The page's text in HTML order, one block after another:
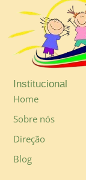
Institucional
Home
Sobre nós
Direção
Blog